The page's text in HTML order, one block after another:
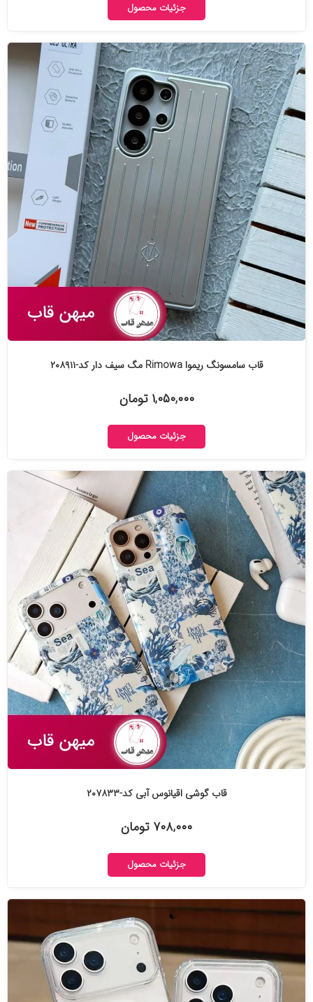
جزئیات محصول
قاب سامسونگ ریموا Rimowa مگ سیف دار کد-۲۰۸۹۱۱
۱,۰۵۰,۰۰۰ تومان
جزئیات محصول
قاب گوشی اقیانوس آبی کد-۲۰۷۸۳۳
۷۰۸,۰۰۰ تومان
جزئیات محصول